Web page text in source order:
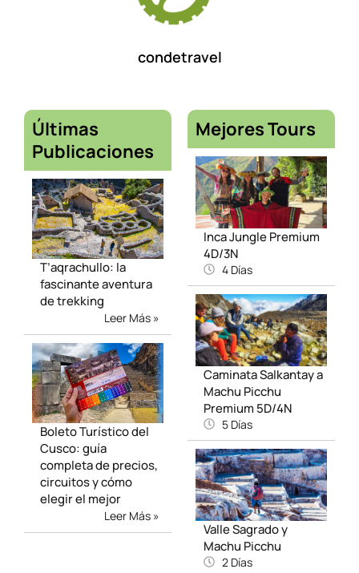
condetravel
Últimas
Publicaciones
T’aqrachullo: la
fascinante aventura
de trekking
Leer Más »
Boleto Turístico del
Cusco: guía
completa de precios,
circuitos y cómo
elegir el mejor
Leer Más »
Mejores Tours
Inca Jungle Premium
4D/3N
4 Días
Caminata Salkantay a
Machu Picchu
Premium 5D/4N
5 Días
Valle Sagrado y
Machu Picchu
2 Días